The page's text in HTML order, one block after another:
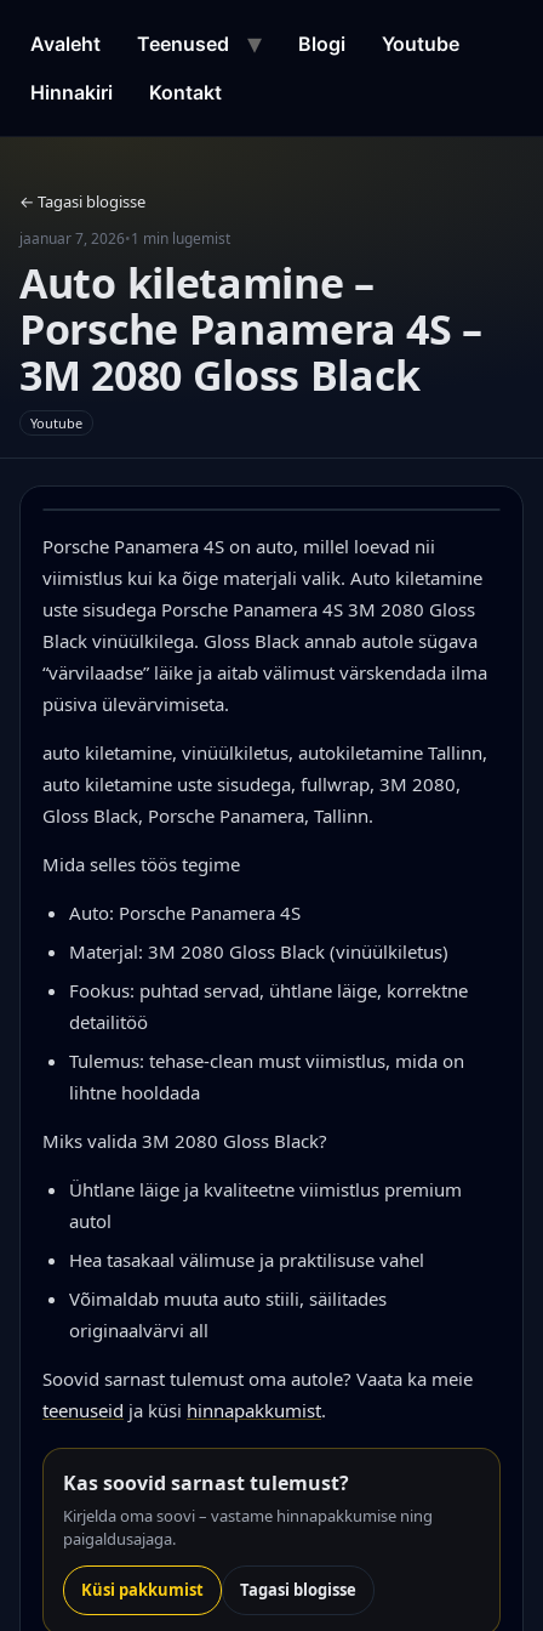
sisuAvaleht Teenused Blogi
Youtube
Hinnakiri
Kontakt
← Tagasi blogisse
jaanuar 7, 2026•1 min lugemist
Auto kiletamine –
Porsche Panamera 4S –
3M 2080 Gloss Black
Youtube
Porsche Panamera 4S on auto, millel loevad nii
viimistlus kui ka õige materjali valik. Auto kiletamine
uste sisudega Porsche Panamera 4S 3M 2080 Gloss
Black vinüülkilega. Gloss Black annab autole sügava
“värvilaadse” läike ja aitab välimust värskendada ilma
püsiva ülevärvimiseta.
auto kiletamine, vinüülkiletus, autokiletamine Tallinn,
auto kiletamine uste sisudega, fullwrap, 3M 2080,
Gloss Black, Porsche Panamera, Tallinn.
Mida selles töös tegime
Auto: Porsche Panamera 4S
Materjal: 3M 2080 Gloss Black (vinüülkiletus)
Fookus: puhtad servad, ühtlane läige, korrektne
detailitöö
Tulemus: tehase-clean must viimistlus, mida on
lihtne hooldada
Miks valida 3M 2080 Gloss Black?
Ühtlane läige ja kvaliteetne viimistlus premium
autol
Hea tasakaal välimuse ja praktilisuse vahel
Võimaldab muuta auto stiili, säilitades
originaalvärvi all
Soovid sarnast tulemust oma autole? Vaata ka meie
teenuseid ja küsi hinnapakkumist.
Kas soovid sarnast tulemust?
Kirjelda oma soovi – vastame hinnapakkumise ning
paigaldusajaga.
Küsi pakkumist Tagasi blogisse